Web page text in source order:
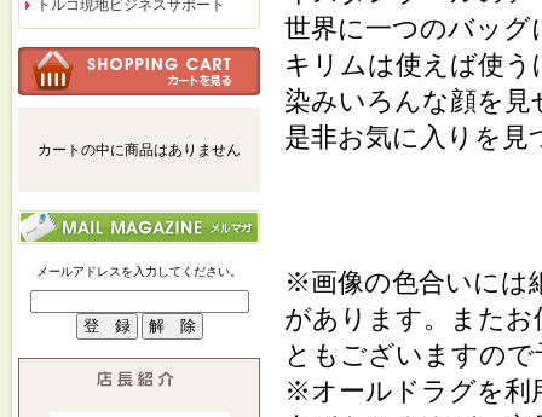
トルコ現地ビジネスサポート
カートの中に商品はありません
メールアドレスを入力してください。
世界に一つのバッ
キリムは使えば使
染みいろんな顔を
是非お気に入りを
※画像の色合いには
があります。また
ともございますの
※オールドラグを利